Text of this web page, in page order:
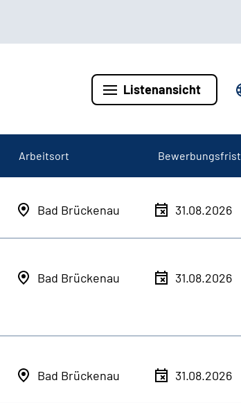
Listenansicht
Arbeitsort Bewerbungsfrist
Bad Brückenau 31.08.2026
Bad Brückenau 31.08.2026
Bad Brückenau 31.08.2026